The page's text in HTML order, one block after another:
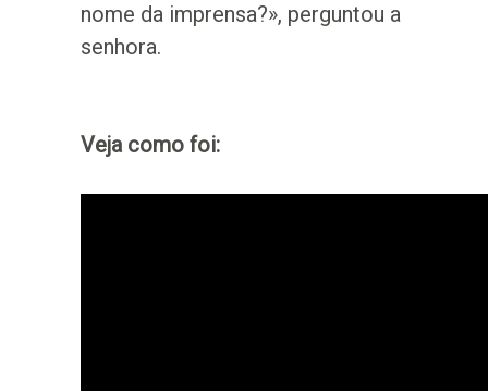
nome da imprensa?», perguntou a
senhora.
Veja como foi: